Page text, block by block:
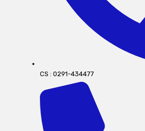
CS : 0291-434477